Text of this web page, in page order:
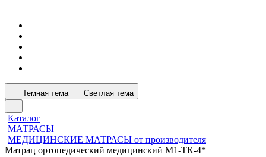
Темная тема Светлая тема
Каталог
МАТРАСЫ
МЕДИЦИНСКИЕ МАТРАСЫ от производителя
Матрац ортопедический медицинский М1-ТК-4*